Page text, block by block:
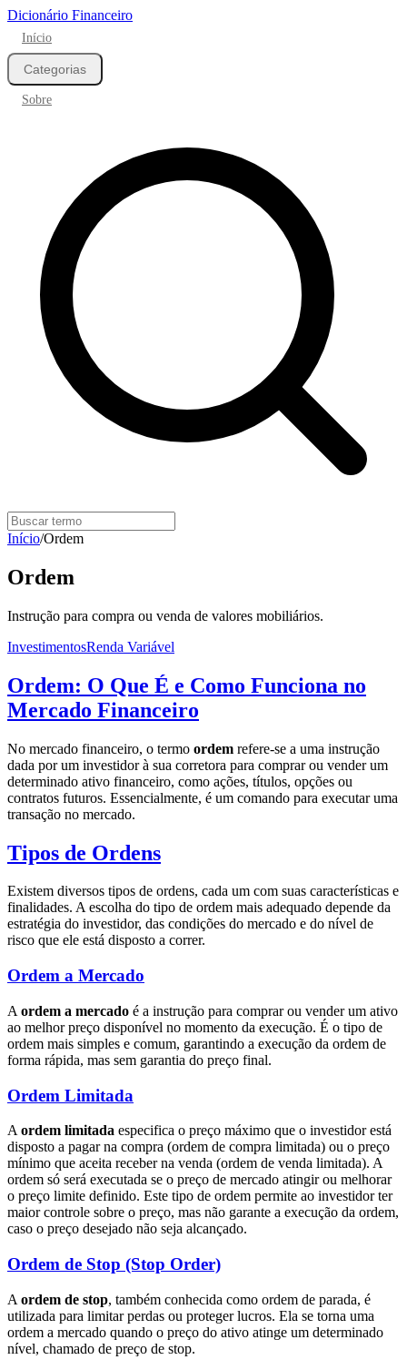
Dicionário Financeiro
Início
Categorias
Sobre
Início/Ordem
Ordem
Instrução para compra ou venda de valores mobiliários.
InvestimentosRenda Variável
Ordem: O Que É e Como Funciona no
Mercado Financeiro
No mercado financeiro, o termo ordem refere-se a uma instrução
dada por um investidor à sua corretora para comprar ou vender um
determinado ativo financeiro, como ações, títulos, opções ou
contratos futuros. Essencialmente, é um comando para executar uma
transação no mercado.
Tipos de Ordens
Existem diversos tipos de ordens, cada um com suas características e
finalidades. A escolha do tipo de ordem mais adequado depende da
estratégia do investidor, das condições do mercado e do nível de
risco que ele está disposto a correr.
Ordem a Mercado
A ordem a mercado é a instrução para comprar ou vender um ativo
ao melhor preço disponível no momento da execução. É o tipo de
ordem mais simples e comum, garantindo a execução da ordem de
forma rápida, mas sem garantia do preço final.
Ordem Limitada
A ordem limitada especifica o preço máximo que o investidor está
disposto a pagar na compra (ordem de compra limitada) ou o preço
mínimo que aceita receber na venda (ordem de venda limitada). A
ordem só será executada se o preço de mercado atingir ou melhorar
o preço limite definido. Este tipo de ordem permite ao investidor ter
maior controle sobre o preço, mas não garante a execução da ordem,
caso o preço desejado não seja alcançado.
Ordem de Stop (Stop Order)
A ordem de stop, também conhecida como ordem de parada, é
utilizada para limitar perdas ou proteger lucros. Ela se torna uma
ordem a mercado quando o preço do ativo atinge um determinado
nível, chamado de preço de stop.